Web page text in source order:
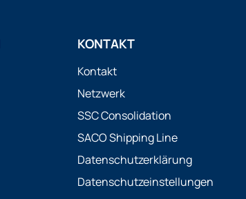
KONTAKT
Kontakt
Netzwerk
SSC Consolidation
SACO Shipping Line
Datenschutzerklärung
Datenschutzeinstellungen